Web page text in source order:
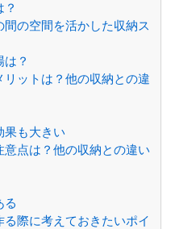
間の空間を活かした収納ス
は？
リットは？他の収納との違
果も大きい
意点は？他の収納との違い
る
る際に考えておきたいポイ